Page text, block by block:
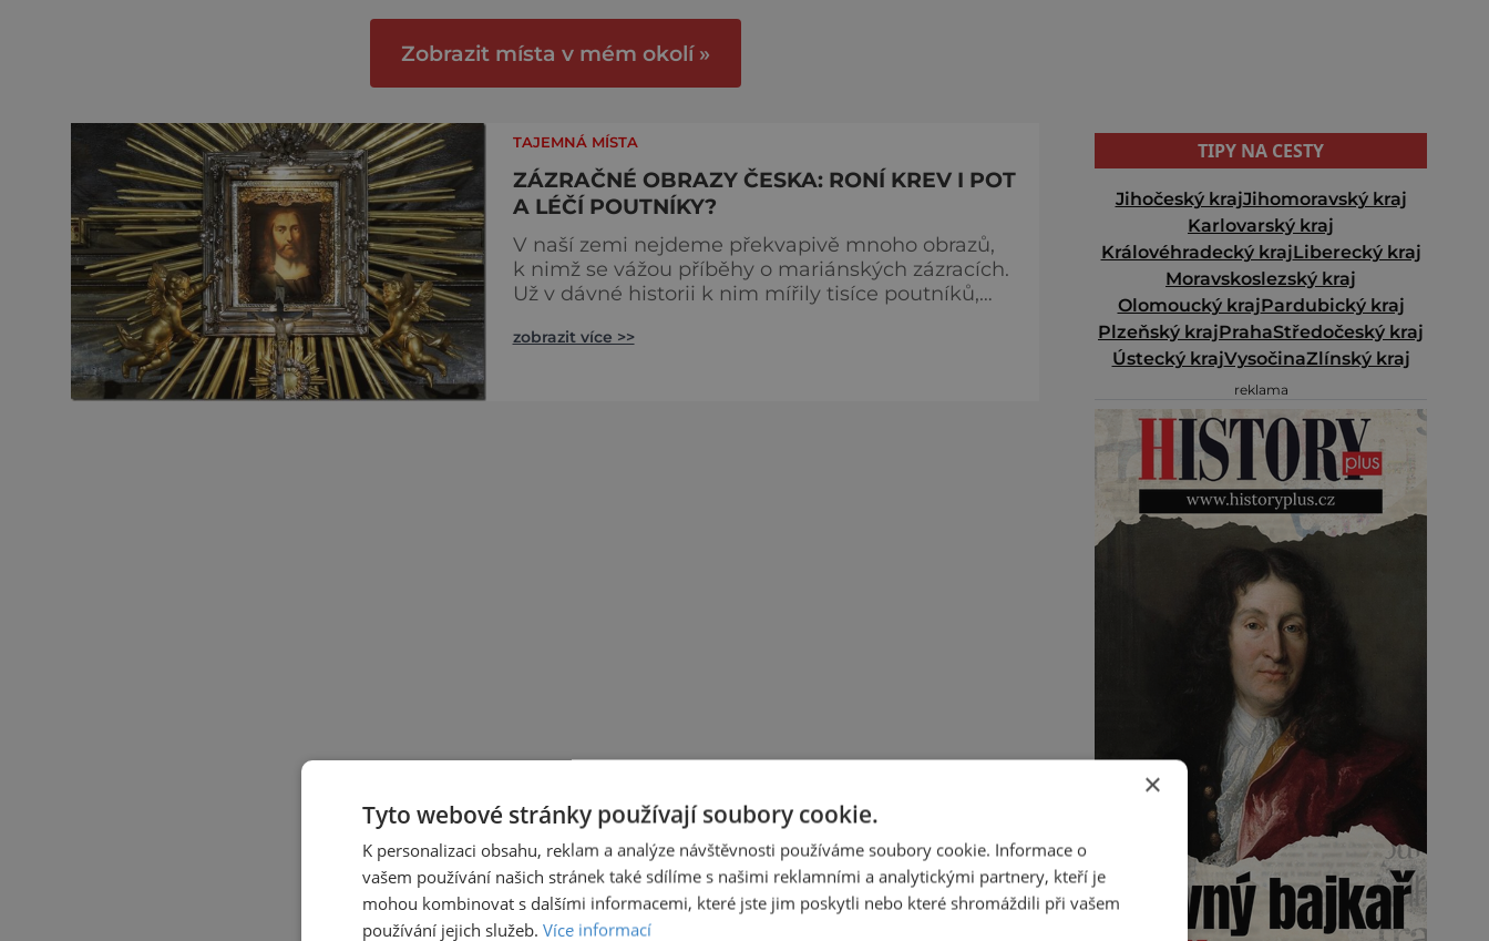
Zobrazit místa v mém okolí »
TAJEMNÁ MÍSTA
ZÁZRAČNÉ OBRAZY ČESKA: RONÍ KREV I POT
A LÉČÍ POUTNÍKY?
V naší zemi nejdeme překvapivě mnoho obrazů,
k nimž se vážou příběhy o mariánských zázracích.
Už v dávné historii k nim mířily tisíce poutníků,
Divotvůrkyně Přeštická: Roní pot? Jeden
zobrazit více >>
TIPY NA CESTY
Jihočeský krajJihomoravský kraj
Karlovarský kraj
Královéhradecký krajLiberecký kraj
Moravskoslezský kraj
Olomoucký krajPardubický kraj
Plzeňský krajPrahaStředočeský kraj
Ústecký krajVysočinaZlínský kraj
reklama
×
Tyto webové stránky používají soubory cookie.
K personalizaci obsahu, reklam a analýze návštěvnosti používáme soubory cookie. Informace o
vašem používání našich stránek také sdílíme s našimi reklamními a analytickými partnery, kteří je
mohou kombinovat s dalšími informacemi, které jste jim poskytli nebo které shromáždili při vašem
používání jejich služeb. Více informací